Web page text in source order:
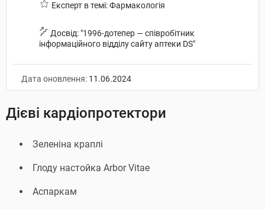
Експерт в темі: Фармакологія
Досвід: "1996-дотепер — співробітник
інформаційного відділу сайту аптеки DS"
Дата оновлення: 11.06.2024
Дієві кардіопротектори
Зеленіна краплі
Глоду настойка Arbor Vitae
Аспаркам